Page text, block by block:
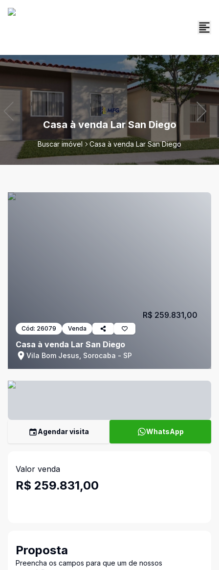
Casa à venda Lar San Diego
Buscar imóvel Casa à venda Lar San Diego
Cód: 26079 Venda
Casa à venda Lar San Diego
Vila Bom Jesus, Sorocaba - SP
R$ 259.831,00
Agendar visita WhatsApp
Valor venda
R$ 259.831,00
Proposta
Preencha os campos para que um de nossos